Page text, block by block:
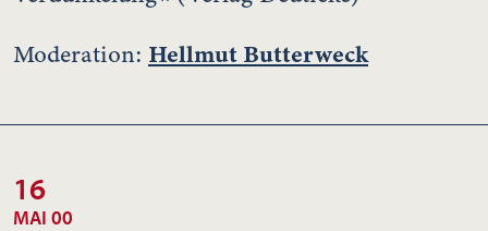
Moderation: Hellmut Butterweck
16
MAI 00